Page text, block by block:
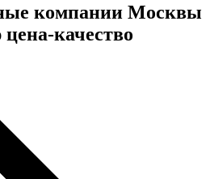
компании Москвы
качество